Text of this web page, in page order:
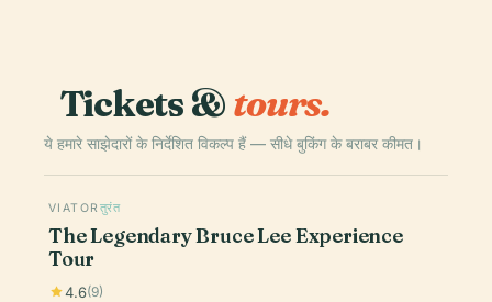
Tickets &tours.
ये हमारे साझेदारों के निर्देशित विकल्प हैं — सीधे बुकिंग के बराबर कीमत।
VIATOR तुरंत
The Legendary Bruce Lee Experience
Tour
4.6(9)